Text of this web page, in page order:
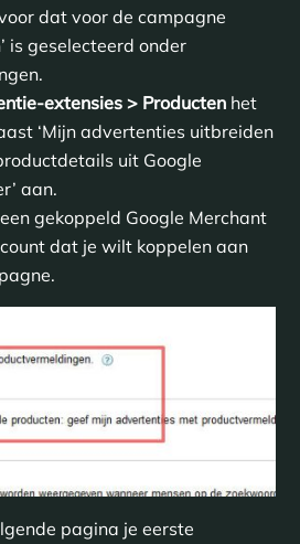
dat voor de campagne
is geselecteerd onder
extensies > Productenhet
‘Mijn advertenties uitbreiden
uit Google
aan.
gekoppeld Google Merchant
dat je wilt koppelen aan
pagina je eerste